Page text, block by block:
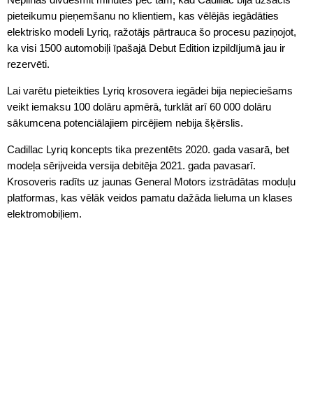
pieteikumu pieņemšanu no klientiem, kas vēlējās iegādāties
elektrisko modeli Lyriq, ražotājs pārtrauca šo procesu paziņojot,
ka visi 1500 automobiļi īpašajā Debut Edition izpildījumā jau ir
rezervēti.
Lai varētu pieteikties Lyriq krosovera iegādei bija nepieciešams
veikt iemaksu 100 dolāru apmērā, turklāt arī 60 000 dolāru
sākumcena potenciālajiem pircējiem nebija šķērslis.
Cadillac Lyriq koncepts tika prezentēts 2020. gada vasarā, bet
modeļa sērijveida versija debitēja 2021. gada pavasarī.
Krosoveris radīts uz jaunas General Motors izstrādātas moduļu
platformas, kas vēlāk veidos pamatu dažāda lieluma un klases
elektromobiļiem.